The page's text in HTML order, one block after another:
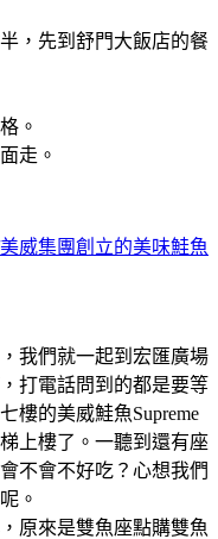
，先到舒門大飯店的餐
。
走。
威集團創立的美味鮭魚
我們就一起到宏匯廣場
打電話問到的都是要等
樓的美威鮭魚Supreme
上樓了。一聽到還有座
不會不好吃？心想我們
。
原來是雙魚座點購雙魚